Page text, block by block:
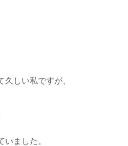
しい私ですが、
ました。